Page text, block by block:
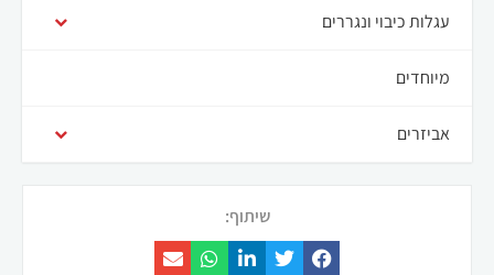
עגלות כיבוי ונגררים
מיוחדים
אביזרים
שיתוף: